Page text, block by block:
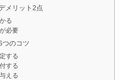
メリット2点
る
必要
つのコツ
する
する
える